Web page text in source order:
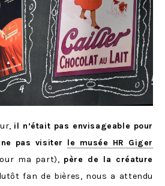
il n’était pas envisageable pour
pas visiter le musée HR Giger
ma part), père de la créature
fan de bières, nous a attendu